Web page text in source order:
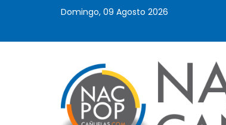
Domingo, 09 Agosto 2026